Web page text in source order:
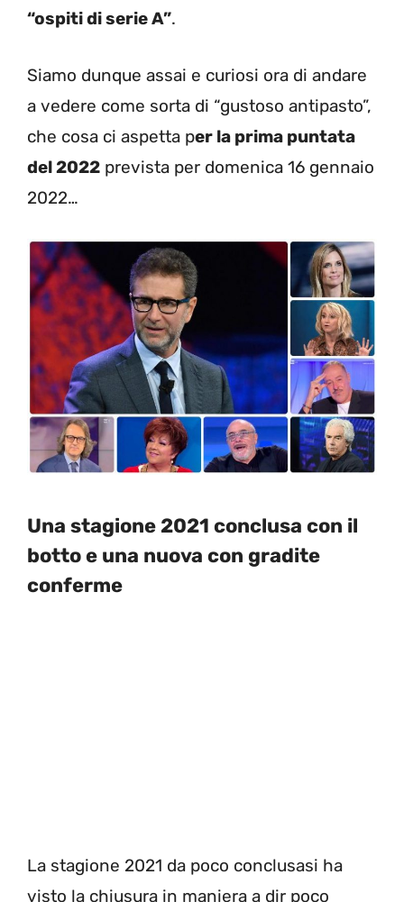
“ospiti di serie A”.
Siamo dunque assai e curiosi ora di andare
a vedere come sorta di “gustoso antipasto”,
che cosa ci aspetta per la prima puntata
del 2022 prevista per domenica 16 gennaio
2022…
Una stagione 2021 conclusa con il
botto e una nuova con gradite
conferme
La stagione 2021 da poco conclusasi ha
visto la chiusura in maniera a dir poco